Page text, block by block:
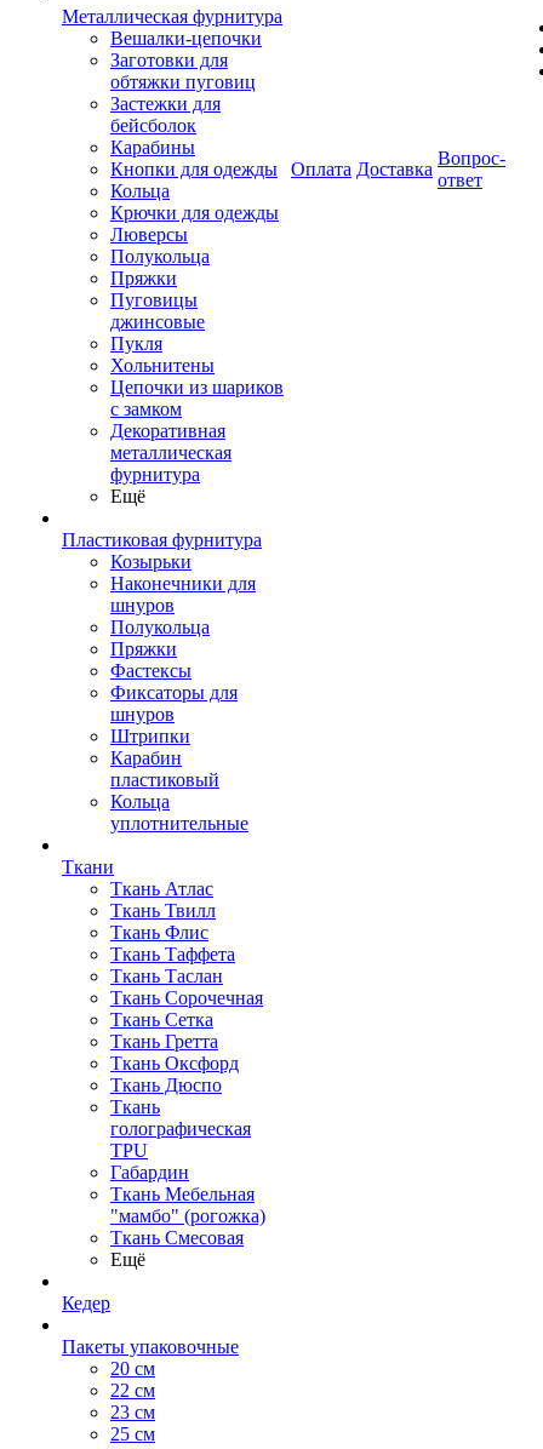
Металлическая фурнитура
Вешалки-цепочки
Заготовки для
обтяжки пуговиц
Застежки для
бейсболок
Карабины
Кнопки для одежды
Кольца
Крючки для одежды
Люверсы
Полукольца
Пряжки
Пуговицы
джинсовые
Пукля
Хольнитены
Цепочки из шариков
с замком
Декоративная
металлическая
фурнитура
Ещё
Пластиковая фурнитура
Козырьки
Наконечники для
шнуров
Полукольца
Пряжки
Фастексы
Фиксаторы для
шнуров
Штрипки
Карабин
пластиковый
Кольца
уплотнительные
Ткани
Ткань Атлас
Ткань Твилл
Ткань Флис
Ткань Таффета
Ткань Таслан
Ткань Сорочечная
Ткань Сетка
Ткань Гретта
Ткань Оксфорд
Ткань Дюспо
Ткань
голографическая
TPU
Габардин
Ткань Мебельная
"мамбо" (рогожка)
Ткань Смесовая
Ещё
Кедер
Пакеты упаковочные
20 см
22 см
23 см
25 см
Оплата Доставка
Вопрос-
ответ